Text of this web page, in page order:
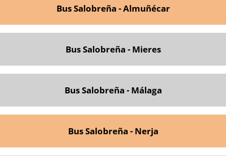
Bus Salobreña - Almuñécar
Bus Salobreña - Mieres
Bus Salobreña - Málaga
Bus Salobreña - Nerja